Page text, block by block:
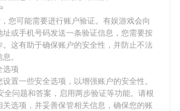
您可能需要进行账户验证。 有娱游戏会向
或手机号码发送一条验证信息，您需要按
这有助于确保账户的安全性，并防止不法
。
选项
置一些安全选项，以增强账户的安全性。
问题和答案，启用两步验证等功能。请根
选项，并妥善保管相关信息，确保您的账